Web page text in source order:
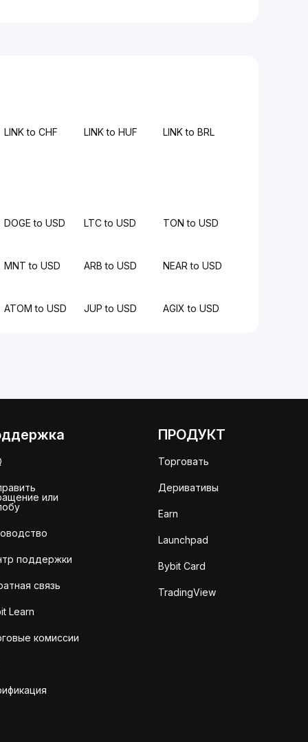
LINK to CHF LINK to HUF LINK to BRL
DOGE to USD LTC to USD TON to USD
MNT to USD ARB to USD NEAR to USD
ATOM to USD JUP to USD AGIX to USD
или
поддержки
связь
Learn
комиссии
ПРОДУКТ
Торговать
Деривативы
Earn
Launchpad
Bybit Card
TradingView